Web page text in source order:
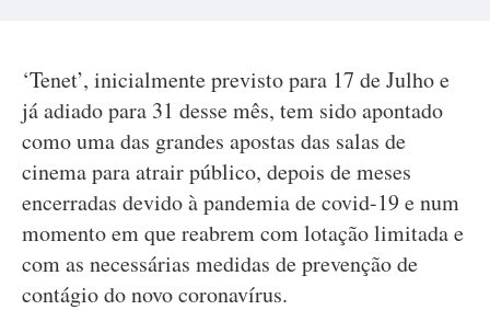
‘Tenet’, inicialmente previsto para 17 de Julho e
já adiado para 31 desse mês, tem sido apontado
como uma das grandes apostas das salas de
cinema para atrair público, depois de meses
encerradas devido à pandemia de covid-19 e num
momento em que reabrem com lotação limitada e
com as necessárias medidas de prevenção de
contágio do novo coronavírus.